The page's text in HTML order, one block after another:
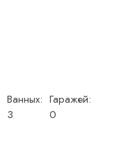
Ванных:
3
Гаражей:
0